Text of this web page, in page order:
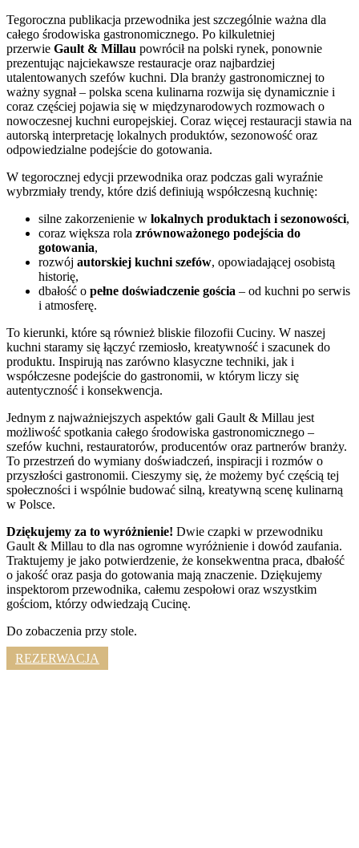
Tegoroczna publikacja przewodnika jest szczególnie ważna dla
całego środowiska gastronomicznego. Po kilkuletniej
przerwie Gault & Millau powrócił na polski rynek, ponownie
prezentując najciekawsze restauracje oraz najbardziej
utalentowanych szefów kuchni. Dla branży gastronomicznej to
ważny sygnał – polska scena kulinarna rozwija się dynamicznie i
coraz częściej pojawia się w międzynarodowych rozmowach o
nowoczesnej kuchni europejskiej. Coraz więcej restauracji stawia na
autorską interpretację lokalnych produktów, sezonowość oraz
odpowiedzialne podejście do gotowania.
W tegorocznej edycji przewodnika oraz podczas gali wyraźnie
wybrzmiały trendy, które dziś definiują współczesną kuchnię:
silne zakorzenienie w lokalnych produktach i sezonowości,
coraz większa rola zrównoważonego podejścia do
gotowania,
rozwój autorskiej kuchni szefów, opowiadającej osobistą
historię,
dbałość o pełne doświadczenie gościa – od kuchni po serwis
i atmosferę.
To kierunki, które są również bliskie filozofii Cuciny. W naszej
kuchni staramy się łączyć rzemiosło, kreatywność i szacunek do
produktu. Inspirują nas zarówno klasyczne techniki, jak i
współczesne podejście do gastronomii, w którym liczy się
autentyczność i konsekwencja.
Jednym z najważniejszych aspektów gali Gault & Millau jest
możliwość spotkania całego środowiska gastronomicznego –
szefów kuchni, restauratorów, producentów oraz partnerów branży.
To przestrzeń do wymiany doświadczeń, inspiracji i rozmów o
przyszłości gastronomii. Cieszymy się, że możemy być częścią tej
społeczności i wspólnie budować silną, kreatywną scenę kulinarną
w Polsce.
Dziękujemy za to wyróżnienie! Dwie czapki w przewodniku
Gault & Millau to dla nas ogromne wyróżnienie i dowód zaufania.
Traktujemy je jako potwierdzenie, że konsekwentna praca, dbałość
o jakość oraz pasja do gotowania mają znaczenie. Dziękujemy
inspektorom przewodnika, całemu zespołowi oraz wszystkim
gościom, którzy odwiedzają Cucinę.
Do zobaczenia przy stole.
REZERWACJA